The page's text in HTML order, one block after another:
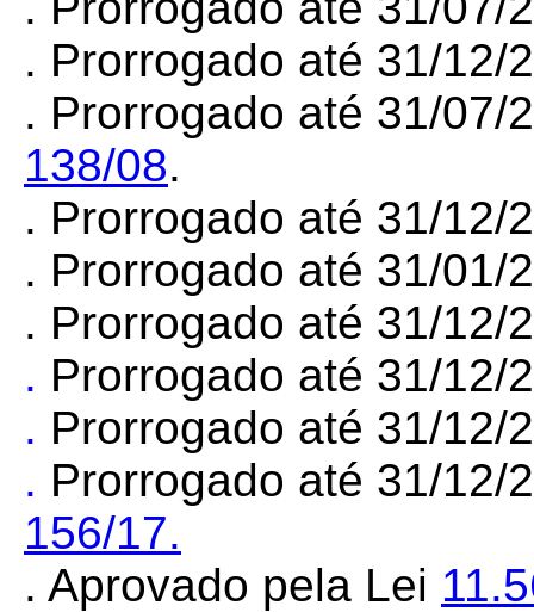
. Prorrogado até 31/
. Prorrogado até 31/07/
138/08.
. Prorrogado até 31/
. Prorrogado até 31/
. Prorrogado até 31/12/
. Prorrogado até 31/
. Prorrogado até 31/
. Prorrogado até 31/12/
156/17.
. Aprovado pela Lei